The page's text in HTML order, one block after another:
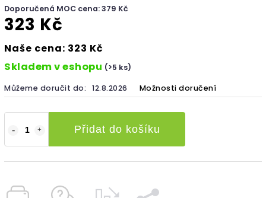
Doporučená MOC cena: 379 Kč
323 Kč
Naše cena: 323 Kč
Skladem v eshopu (>5 ks)
Můžeme doručit do: 12.8.2026 Možnosti doručení
Přidat do košíku